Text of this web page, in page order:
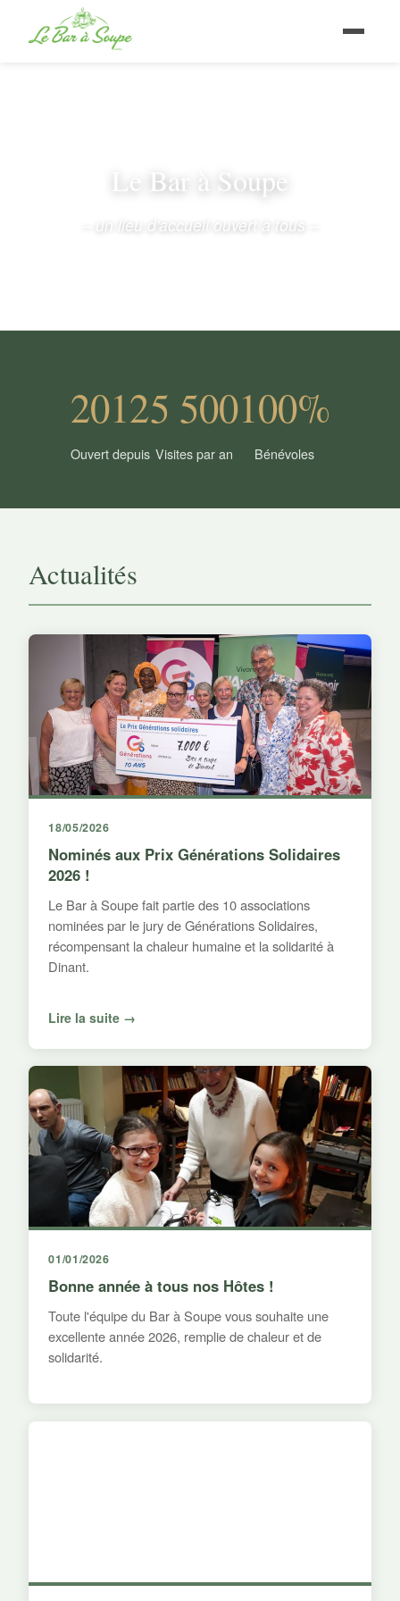
Le Bar à Soupe
– un lieu d'accueil ouvert à tous –
2012
Ouvert depuis
5 500
Visites par an
100%
Bénévoles
Actualités
18/05/2026
Nominés aux Prix Générations Solidaires
2026 !
Le Bar à Soupe fait partie des 10 associations
nominées par le jury de Générations Solidaires,
récompensant la chaleur humaine et la solidarité à
Dinant.
Lire la suite →
01/01/2026
Bonne année à tous nos Hôtes !
Toute l'équipe du Bar à Soupe vous souhaite une
excellente année 2026, remplie de chaleur et de
solidarité.